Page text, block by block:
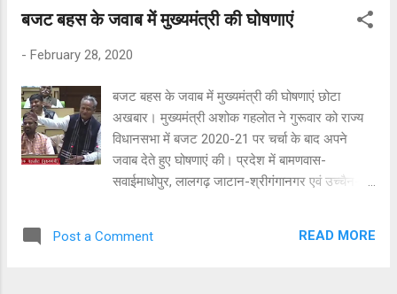
मंत्री द्वारा इस सम्बंध में स्वीकृति दिए जाने के बाद विभाग के
गांधी कैनाल परियोजना क्षेत्र में नहरबंदी के सम्बंध में सभी
जिला कलक्र्टस को विस्तृत दिशा निर्देश जारी किए हैं।
इनमें कलक्र्टस को अपने-अपने जिलों में शहरी एवं ग्रामीण
क्षेत्रों में 50 लाख रुपये की सीमा में आकस्मिक पेयजल
व्यवस्थाओं के कार्य चिन्हित करते उनकी सूची का अनुमोदन
करने को कहा गया है। जिला कलक्र्टस द्वारा इन कार्यों को
अनुमोदन किए जाने के बाद सम्बंधित अतिरिक्त मुख्...
बजट बहस के जवाब में मुख्यमंत्री की घोषणाएं
- February 28, 2020
बजट बहस के जवाब में मुख्यमंत्री की घोषणाएं छोटा
अखबार। मुख्यमंत्री अशोक गहलोत ने गुरूवार को राज्य
विधानसभा में बजट 2020-21 पर चर्चा के बाद अपने
जवाब देते हुए घोषणाएं की। प्रदेश में बामणवास-
सवाईमाधोपुर, लालगढ़ जाटान-श्रीगंगानगर एवं उच्चैन-
खोले जायेंगे। राजकिय चिकित्सालय हिन्डौन सिटी में 50
Post a Comment READ MORE